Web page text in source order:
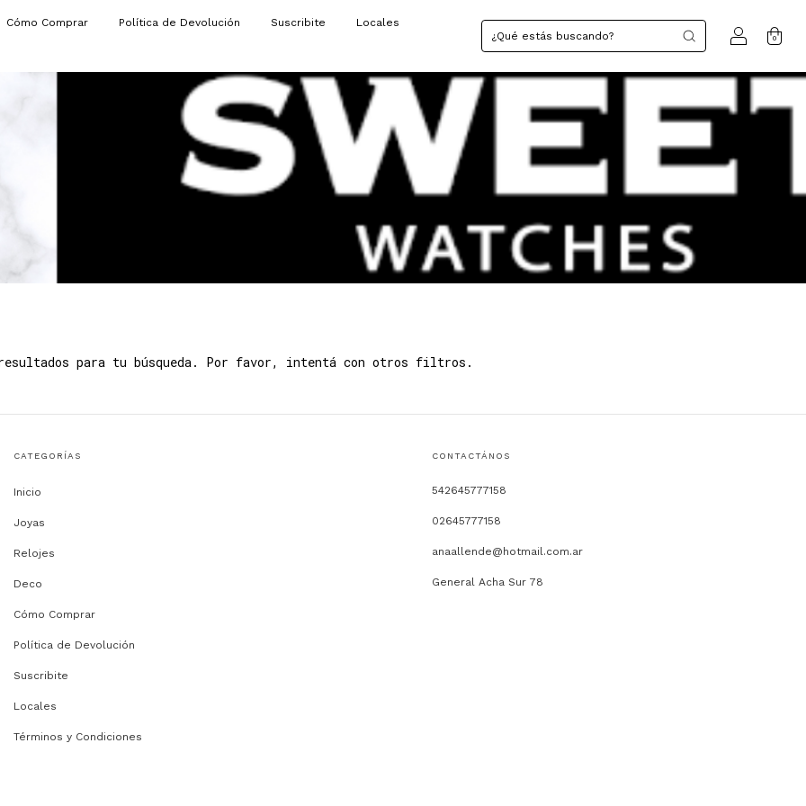
Cómo Comprar Política de Devolución Suscribite Locales
0
resultados para tu búsqueda. Por favor, intentá con otros filtros.
CATEGORÍAS
Inicio
Joyas
Relojes
Deco
Cómo Comprar
Política de Devolución
Suscribite
Locales
Términos y Condiciones
CONTACTÁNOS
542645777158
02645777158
anaallende@hotmail.com.ar
General Acha Sur 78